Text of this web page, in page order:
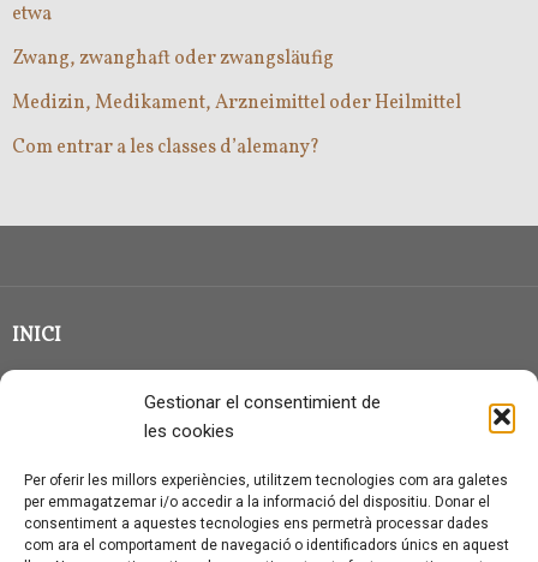
Gestionar el consentimient de
les cookies
Per oferir les millors experiències, utilitzem tecnologies com ara galetes
per emmagatzemar i/o accedir a la informació del dispositiu. Donar el
consentiment a aquestes tecnologies ens permetrà processar dades
com ara el comportament de navegació o identificadors únics en aquest
etwa
Zwang, zwanghaft oder zwangsläufig
Medizin, Medikament, Arzneimittel oder Heilmittel
Com entrar a les classes d’alemany?
INICI
QUI SOC?
CONTACTE